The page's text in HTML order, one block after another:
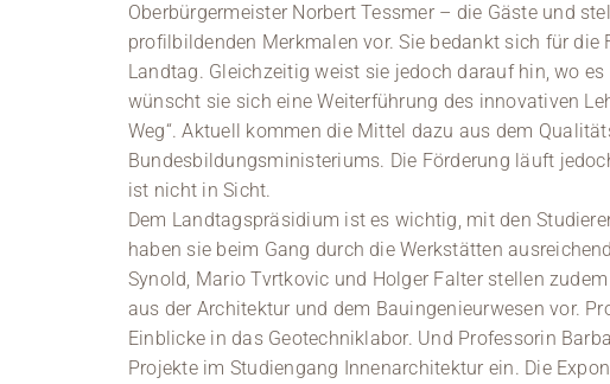
Oberbürgermeister Norbert Tessmer – die Gäste und
profilbildenden Merkmalen vor. Sie bedankt sich für die
Landtag. Gleichzeitig weist sie jedoch darauf hin, wo
wünscht sie sich eine Weiterführung des innovativen
Weg“. Aktuell kommen die Mittel dazu aus dem
Bundesbildungsministeriums. Die Förderung läuft
ist nicht in Sicht.
Dem Landtagspräsidium ist es wichtig, mit den
haben sie beim Gang durch die Werkstätten
Synold, Mario Tvrtkovic und Holger Falter stellen
aus der Architektur und dem Bauingenieurwesen vor.
Einblicke in das Geotechniklabor. Und Professorin
Projekte im Studiengang Innenarchitektur ein. Die